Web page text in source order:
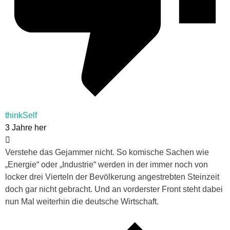
thinkSelf
3 Jahre her
Verstehe das Gejammer nicht. So komische Sachen wie
„Energie“ oder „Industrie“ werden in der immer noch von
locker drei Vierteln der Bevölkerung angestrebten Steinzeit
doch gar nicht gebracht. Und an vorderster Front steht dabei
nun Mal weiterhin die deutsche Wirtschaft.